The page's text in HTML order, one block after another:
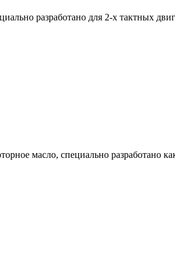
разработано для 2-х тактных
масло, специально разработано